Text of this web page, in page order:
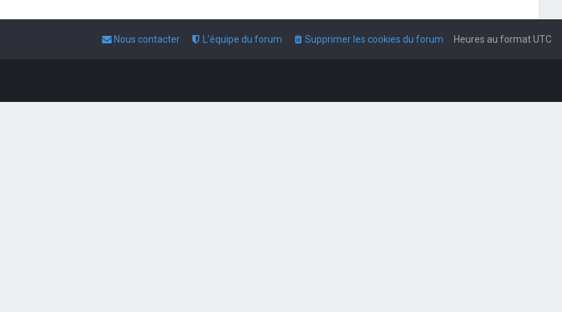
Heures au formatUTC
Supprimer les cookies du forum
L’équipe du forum
Nous contacter